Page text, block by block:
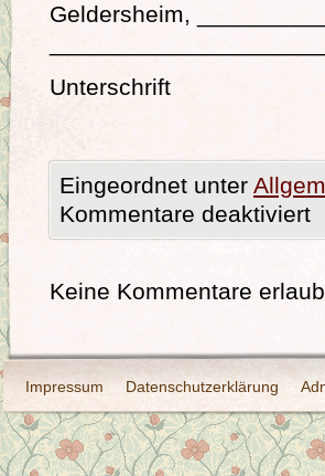
Geldersheim,
Unterschrift
Eingeordnet unter
Kommentare deaktiviert
Keine Kommentare
Impressum Datenschutzerklärung